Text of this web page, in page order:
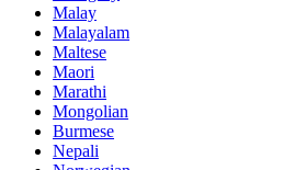
Malay
Malayalam
Maltese
Maori
Marathi
Mongolian
Burmese
Nepali